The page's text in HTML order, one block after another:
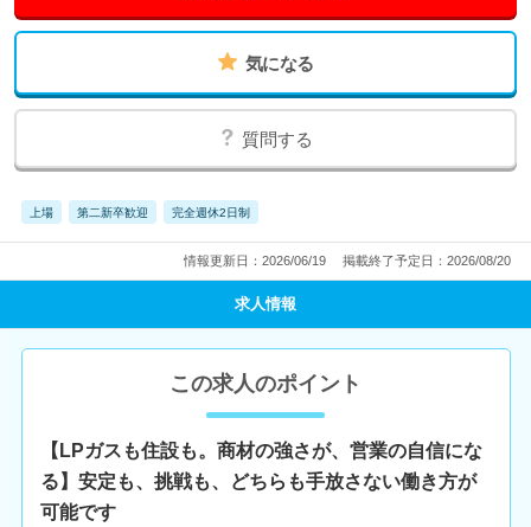
気になる
質問する
上場 第二新卒歓迎 完全週休2日制
情報更新日：2026/06/19 掲載終了予定日：2026/08/20
求人情報
この求人のポイント
【LPガスも住設も。商材の強さが、営業の自信にな
る】安定も、挑戦も、どちらも手放さない働き方が
可能です